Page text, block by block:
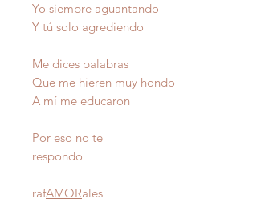
Yo siempre aguantando
Y tú solo agrediendo
Me dices palabras
Que me hieren muy hondo
A mí me educaron
Por eso no te
respondo
rafAMORales